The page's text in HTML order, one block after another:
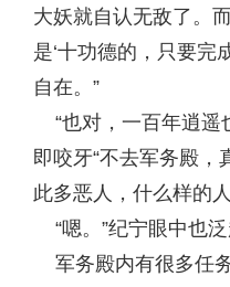
大妖就自认无敌了。
是‘十功德的，只要完
自在。”
“也对，一百年逍遥
即咬牙“不去军务殿，
此多恶人，什么样的
“嗯。”纪宁眼中也泛
军务殿内有很多任